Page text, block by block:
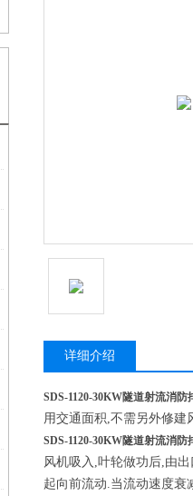
详细介绍
SDS-1120-30KW隧道射流消防
用交通面积,不需另外修建
SDS-1120-30KW隧道射流消防
风机吸入,叶轮做功后,由
起向前流动.当流动速度衰